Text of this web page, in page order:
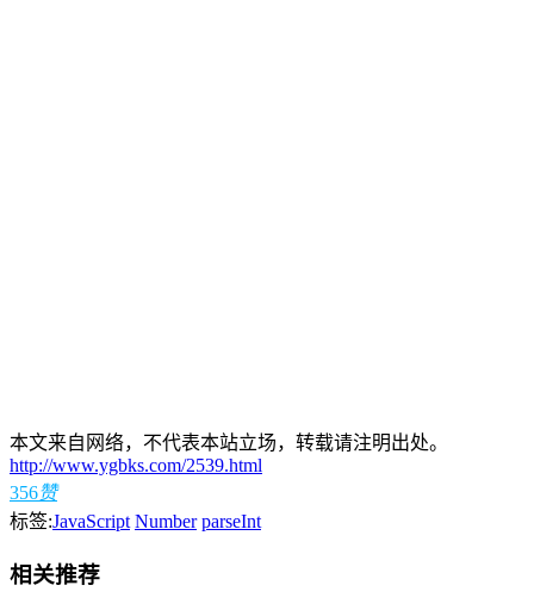
本文来自网络，不代表本站立场，转载请注明出处。
http://www.ygbks.com/2539.html
356赞
标签:JavaScript Number parseInt
相关推荐